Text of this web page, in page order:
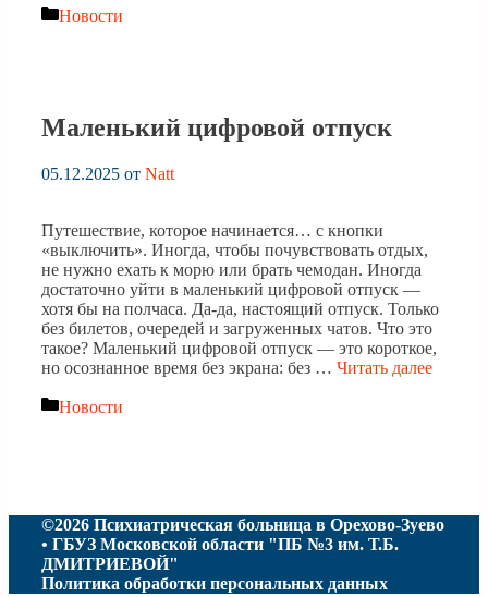
Рубрики
Новости
Маленький цифровой отпуск
05.12.2025 от Natt
Путешествие, которое начинается… с кнопки
«выключить». Иногда, чтобы почувствовать отдых,
не нужно ехать к морю или брать чемодан. Иногда
достаточно уйти в маленький цифровой отпуск —
хотя бы на полчаса. Да-да, настоящий отпуск. Только
без билетов, очередей и загруженных чатов. Что это
такое? Маленький цифровой отпуск — это короткое,
но осознанное время без экрана: без … Читать далее
Рубрики
Новости
©2026 Психиатрическая больница в Орехово-Зуево
• ГБУЗ Московской области "ПБ №3 им. Т.Б.
ДМИТРИЕВОЙ"
Политика обработки персональных данных